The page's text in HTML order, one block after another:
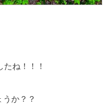
ね！！！
か？？